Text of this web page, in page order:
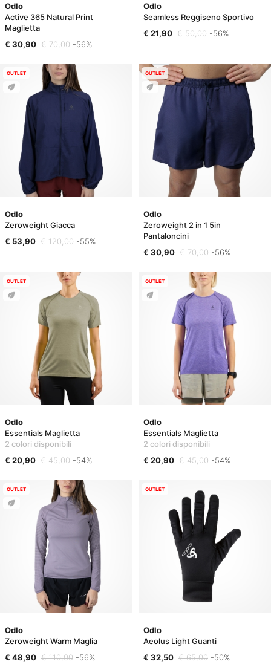
Odlo
Active 365 Natural Print
Maglietta
€ 30,90 € 70,00 -56%
Odlo
Seamless Reggiseno Sportivo
€ 21,90 € 50,00 -56%
Odlo
Zeroweight Giacca
€ 53,90 € 120,00 -55%
OUTLET
Odlo
Zeroweight 2 in 1 5in
Pantaloncini
€ 30,90 € 70,00 -56%
OUTLET
Odlo
Essentials Maglietta
2 colori disponibili
€ 20,90 € 45,00 -54%
OUTLET
Odlo
Essentials Maglietta
2 colori disponibili
€ 20,90 € 45,00 -54%
OUTLET
Odlo
Zeroweight Warm Maglia
€ 48,90 € 110,00 -56%
OUTLET
Odlo
Aeolus Light Guanti
€ 32,50 € 65,00 -50%
OUTLET